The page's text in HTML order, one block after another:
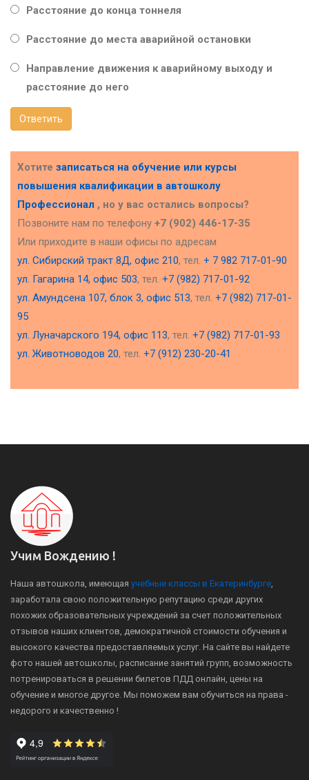
Расстояние до конца тоннеля
Расстояние до места аварийной остановки
Направление движения к аварийному выходу и
расстояние до него
Ответить
Хотите записаться на обучение или курсы
повышения квалификации в автошколу
Профессионал , но у вас остались вопросы?
Позвоните нам по телефону +7 (902) 446-17-35
Или приходите в наши офисы по адресам
ул. Сибирский тракт 8Д, офис 210, тел. + 7 982 717-01-90
ул. Гагарина 14, офис 503, тел. +7 (982) 717-01-92
ул. Амундсена 107, блок 3, офис 513, тел. +7 (982) 717-01-
95
ул. Луначарского 194, офис 113, тел. +7 (982) 717-01-93
ул. Животноводов 20, тел. +7 (912) 230-20-41
Учим Вождению !
Наша автошкола, имеющая учебные классы в Екатеринбурге
заработала свою положительную репутацию среди других
похожих образовательных учреждений за счет положительных
отзывов наших клиентов, демократичной стоимости обучения и
высокого качества предоставляемых услуг. На сайте вы найдете
фото нашей автошколы, расписание занятий групп, возможность
потренироваться в решении билетов ПДД онлайн, цены на
обучение и многое другое. Мы поможем вам обучиться на права -
недорого и качественно !